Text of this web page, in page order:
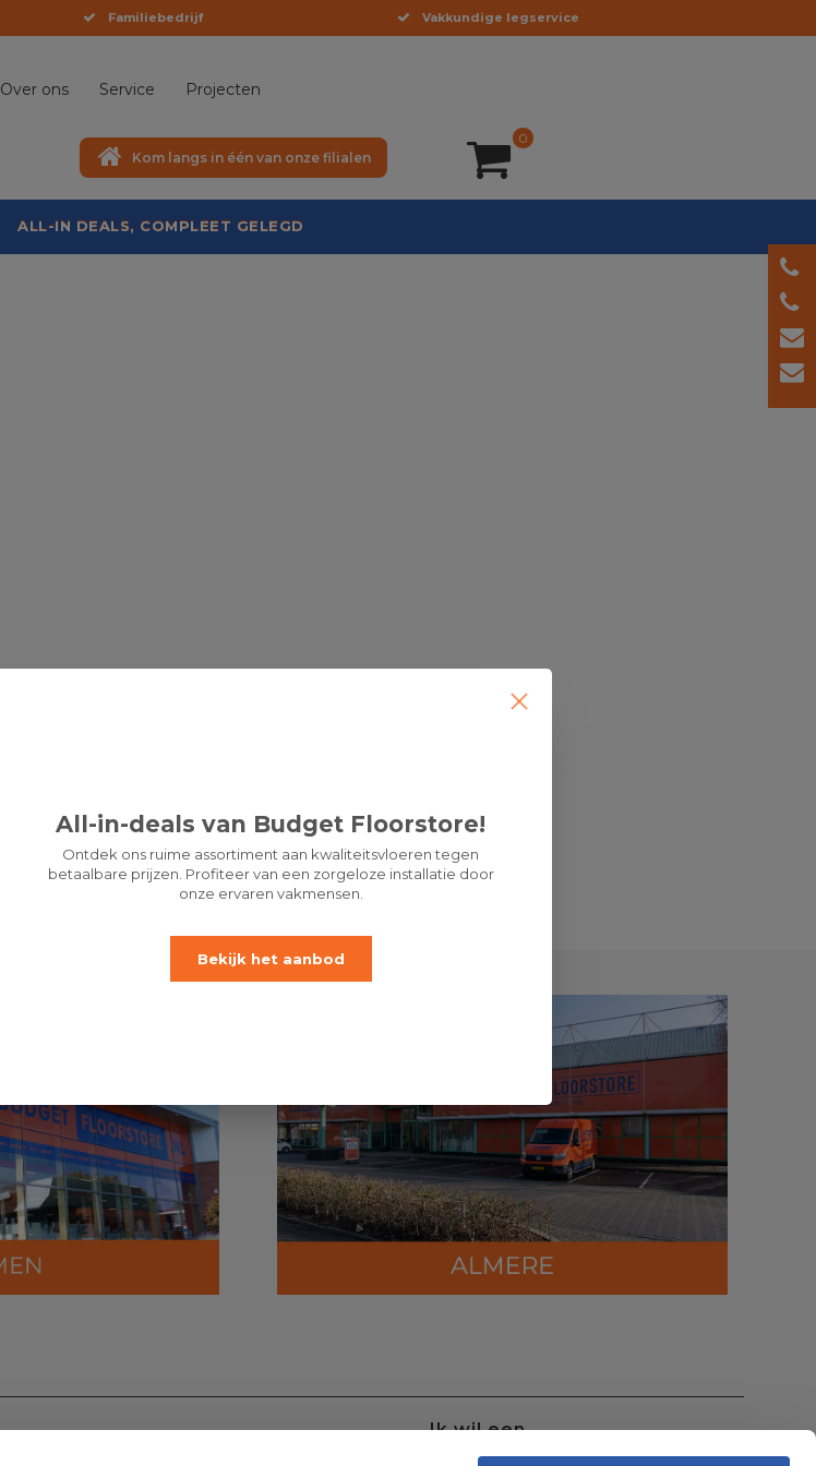
Familiebedrijf Vakkundige legservice
Over ons Service Projecten
Kom langs in één van onze filialen
0
ALL-IN DEALS, COMPLEET GELEGD
Ik wil een..
All-in-deals van Budget Floorstore!
Ontdek ons ruime assortiment aan kwaliteitsvloeren tegen
betaalbare prijzen. Profiteer van een zorgeloze installatie door
onze ervaren vakmensen.
Bekijk het aanbod